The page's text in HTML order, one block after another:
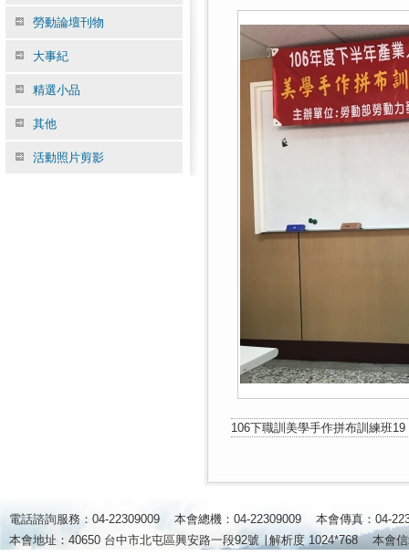
勞動論壇刊物
大事紀
精選小品
其他
活動照片剪影
106下職訓美學手作拼布訓練班19
電話諮詢服務：04-22309009 本會總機：04-22309009 本會傳真：04-
本會地址：40650 台中市北屯區興安路一段92號 ∣解析度 1024*768本會信